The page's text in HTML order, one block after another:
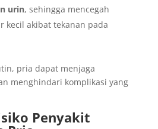
urin, sehingga mencegah
kecil akibat tekanan pada
pria dapat menjaga
menghindari komplikasi yang
Penyakit